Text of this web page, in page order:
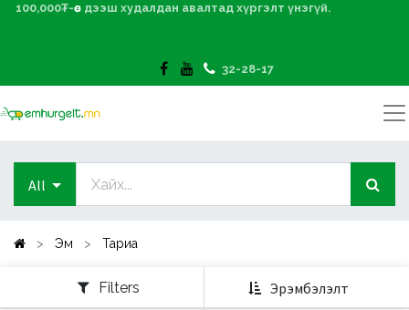
100,000₮-өөс дээш худалдан авалтад хүргэлт үнэгүй.
32-28-17
All
Эм Тариа
Filters Эрэмбэлэлт